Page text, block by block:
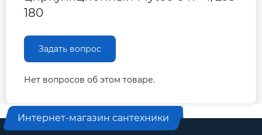
180
Задать вопрос
Нет вопросов об этом товаре.
Интернет-магазин сантехники